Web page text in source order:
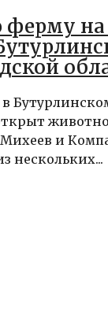
на
и
нескольких...